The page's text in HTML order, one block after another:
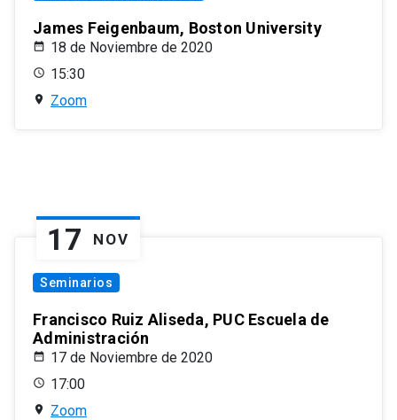
James Feigenbaum, Boston University
18 de Noviembre de 2020
15:30
Zoom
17 NOV
Seminarios
Francisco Ruiz Aliseda, PUC Escuela de
Administración
17 de Noviembre de 2020
17:00
Zoom